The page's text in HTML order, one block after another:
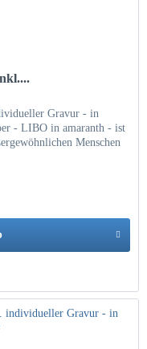
Gravur - in
- LIBO in amaranth - ist
Menschen